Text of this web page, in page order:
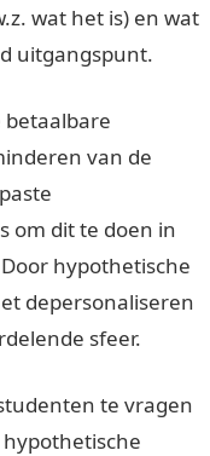
wat het is) en wat
uitgangspunt.
betaalbare
van de
om dit te doen in
hypothetische
depersonaliseren
sfeer.
te vragen